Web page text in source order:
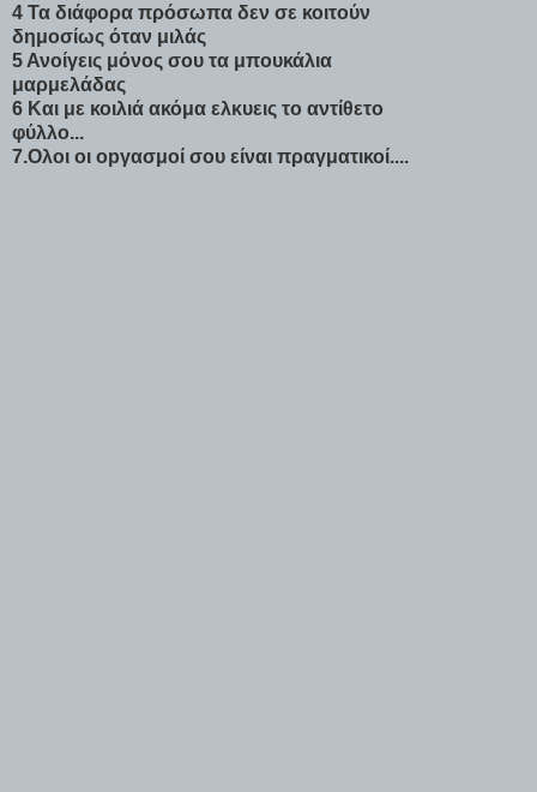
4 Τα διάφορα πρόσωπα δεν σε κοιτούν
δημοσίως όταν μιλάς
5 Ανοίγεις μόνος σου τα μπουκάλια
μαρμελάδας
6 Και με κοιλιά ακόμα ελκυεις το αντίθετο
φύλλο...
7.Ολοι οι οpγασμοί σου είναι πραγματικοί....